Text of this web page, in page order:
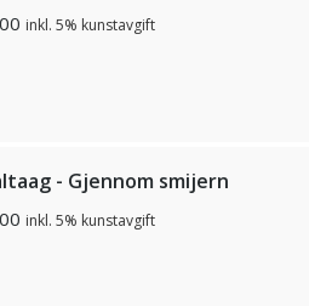
inkl. 5% kunstavgift
- Gjennom smijern
inkl. 5% kunstavgift